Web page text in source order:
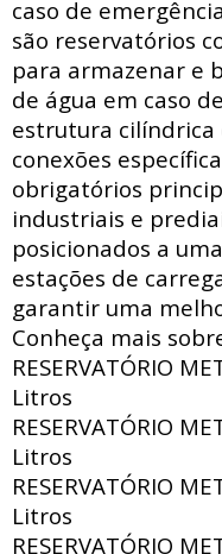
caso de
são reservatórios
para armazenar e
de água em caso
estrutura cilíndrica
conexões
obrigatórios
industriais e
posicionados a
estações de
garantir uma
Conheça mais
RESERVATÓRIO
Litros
RESERVATÓRIO
Litros
RESERVATÓRIO
Litros
RESERVATÓRIO